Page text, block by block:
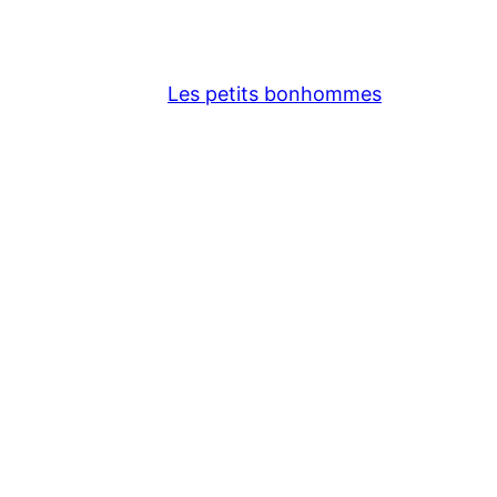
Les petits bonhommes